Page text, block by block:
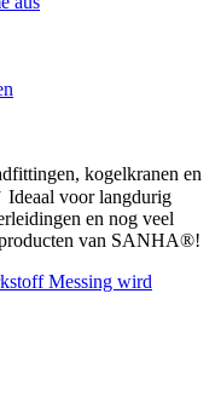
kogelkranen en
voor langdurig
en nog veel
van SANHA®!